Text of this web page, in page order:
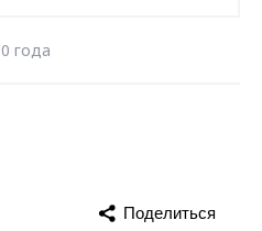
года
Поделиться